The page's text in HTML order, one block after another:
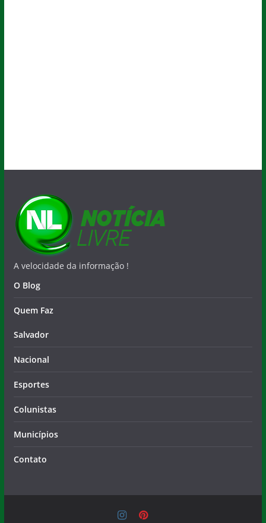
A velocidade da informação !
O Blog
Quem Faz
Salvador
Nacional
Esportes
Colunistas
Municípios
Contato